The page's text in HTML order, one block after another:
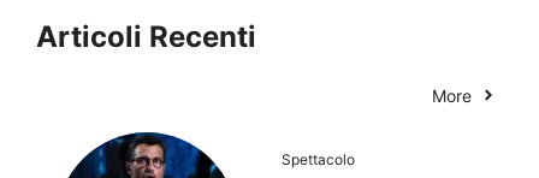
Articoli Recenti
More
Spettacolo